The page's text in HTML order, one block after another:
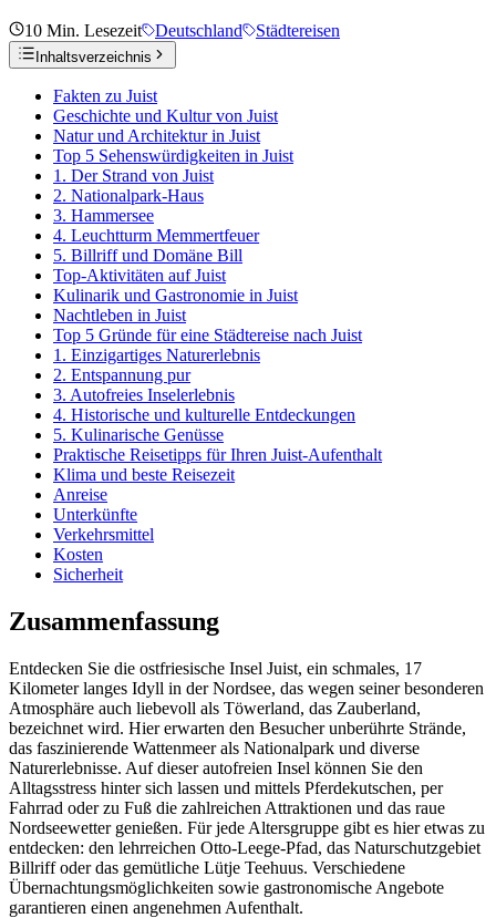
10 Min. Lesezeit Deutschland Städtereisen
Inhaltsverzeichnis
Fakten zu Juist
Geschichte und Kultur von Juist
Natur und Architektur in Juist
Top 5 Sehenswürdigkeiten in Juist
1. Der Strand von Juist
2. Nationalpark-Haus
3. Hammersee
4. Leuchtturm Memmertfeuer
5. Billriff und Domäne Bill
Top-Aktivitäten auf Juist
Kulinarik und Gastronomie in Juist
Nachtleben in Juist
Top 5 Gründe für eine Städtereise nach Juist
1. Einzigartiges Naturerlebnis
2. Entspannung pur
3. Autofreies Inselerlebnis
4. Historische und kulturelle Entdeckungen
5. Kulinarische Genüsse
Praktische Reisetipps für Ihren Juist-Aufenthalt
Klima und beste Reisezeit
Anreise
Unterkünfte
Verkehrsmittel
Kosten
Sicherheit
Zusammenfassung
Entdecken Sie die ostfriesische Insel Juist, ein schmales, 17
Kilometer langes Idyll in der Nordsee, das wegen seiner besonderen
Atmosphäre auch liebevoll als Töwerland, das Zauberland,
bezeichnet wird. Hier erwarten den Besucher unberührte Strände,
das faszinierende Wattenmeer als Nationalpark und diverse
Naturerlebnisse. Auf dieser autofreien Insel können Sie den
Alltagsstress hinter sich lassen und mittels Pferdekutschen, per
Fahrrad oder zu Fuß die zahlreichen Attraktionen und das raue
Nordseewetter genießen. Für jede Altersgruppe gibt es hier etwas zu
entdecken: den lehrreichen Otto-Leege-Pfad, das Naturschutzgebiet
Billriff oder das gemütliche Lütje Teehuus. Verschiedene
Übernachtungsmöglichkeiten sowie gastronomische Angebote
garantieren einen angenehmen Aufenthalt.